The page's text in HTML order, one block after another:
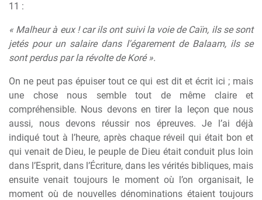
11 :
« Malheur à eux ! car ils ont suivi la voie de Caïn, ils se sont
jetés pour un salaire dans l'égarement de Balaam, ils se
sont perdus par la révolte de Koré ».
On ne peut pas épuiser tout ce qui est dit et écrit ici ; mais
une chose nous semble tout de même claire et
compréhensible. Nous devons en tirer la leçon que nous
aussi, nous devons réussir nos épreuves. Je l’ai déjà
indiqué tout à l’heure, après chaque réveil qui était bon et
qui venait de Dieu, le peuple de Dieu était conduit plus loin
dans l’Esprit, dans l’Écriture, dans les vérités bibliques, mais
ensuite venait toujours le moment où l’on organisait, le
moment où de nouvelles dénominations étaient toujours